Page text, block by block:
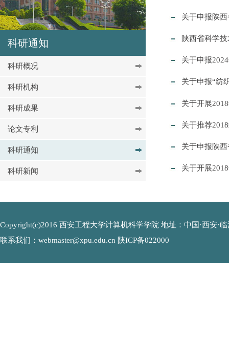
科研通知
科研概况
科研机构
科研成果
论文专利
科研通知
科研新闻
关于申报陕
陕西省科学
关于申报
关于申报“纺
关于开展
关于推荐
关于申报陕
关于开展
Copyright(c)2016 西安工程大学计算机科学学院 地址：中国·西安·
联系我们：webmaster@xpu.edu.cn 陕ICP备022000